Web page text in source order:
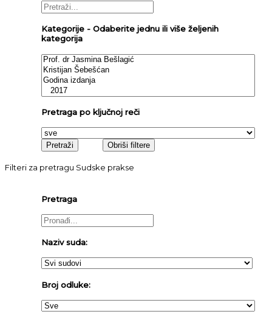
Kategorije - Odaberite jednu ili više željenih
kategorija
Pretraga po ključnoj reči
Filteri za pretragu Sudske prakse
Pretraga
Naziv suda:
Broj odluke: